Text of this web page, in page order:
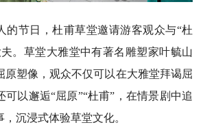
的节日，杜甫草堂邀请游客观众与“杜
。草堂大雅堂中有著名雕塑家叶毓山
原塑像，观众不仅可以在大雅堂拜谒屈
可以邂逅“屈原”“杜甫”，在情景剧中追
沉浸式体验草堂文化。